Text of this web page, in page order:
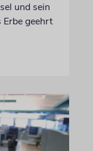
und sein
Erbe geehrt